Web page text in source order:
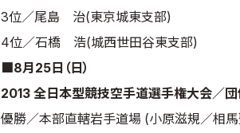
3位／尾島 治(東京城東支部)
4位／石橋 浩(城西世田谷東支部)
■8月25日（日）
2013 全日本型競技空手道選手権大会／
優勝／本部直轄岩手道場 (小原滋規／相